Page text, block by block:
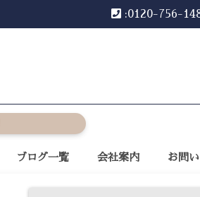
:0120-756-
ブログ一覧 会社案内 お問